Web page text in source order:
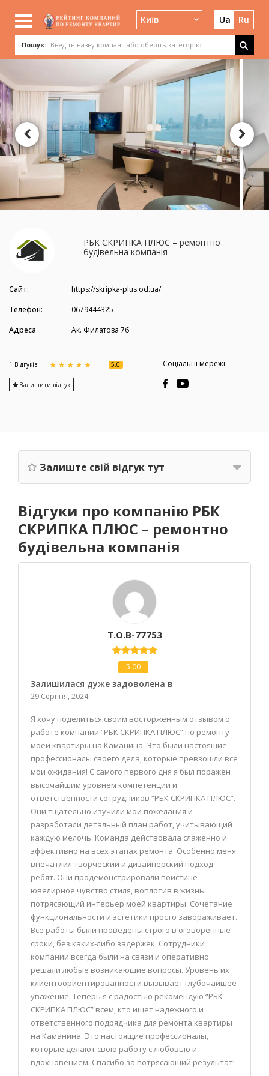
Київ Ua Ru
Пошук:
РБК СКРИПКА ПЛЮС – ремонтно
будівельна компанія
Сайт:
https://skripka-plus.od.ua/
Телефон:
0679444325
Адреса
Ак. Филатова 76
1 Вiдгукiв 5.0
Залишити відгук
Соціальні мережі:
Залиште свій відгук тут
Відгуки про компанію РБК
СКРИПКА ПЛЮС – ремонтно
будівельна компанія
T.o.b-77753
5.00
Залишилася дуже задоволена в
29 Серпня, 2024
Я хочу поделиться своим восторженным отзывом о
работе компании “РБК СКРИПКА ПЛЮС” по ремонту
моей квартиры на Каманина. Это были настоящие
профессионалы своего дела, которые превзошли все
мои ожидания! С самого первого дня я был поражен
высочайшим уровнем компетенции и
ответственности сотрудников “РБК СКРИПКА ПЛЮС”.
Они тщательно изучили мои пожелания и
разработали детальный план работ, учитывающий
каждую мелочь. Команда действовала слаженно и
эффективно на всех этапах ремонта. Особенно меня
впечатлил творческий и дизайнерский подход
ребят. Они продемонстрировали поистине
ювелирное чувство стиля, воплотив в жизнь
потрясающий интерьер моей квартиры. Сочетание
функциональности и эстетики просто завораживает.
Все работы были проведены строго в оговоренные
сроки, без каких-либо задержек. Сотрудники
компании всегда были на связи и оперативно
решали любые возникающие вопросы. Уровень их
клиентоориентированности вызывает глубочайшее
уважение. Теперь я с радостью рекомендую “РБК
СКРИПКА ПЛЮС” всем, кто ищет надежного и
ответственного подрядчика для ремонта квартиры
на Каманина. Это настоящие профессионалы,
которые делают свою работу с любовью и
вдохновением. Спасибо за потрясающий результат!